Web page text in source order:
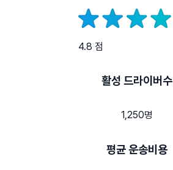
4.8 점
활성 드라이버수
1,250명
평균 운송비용